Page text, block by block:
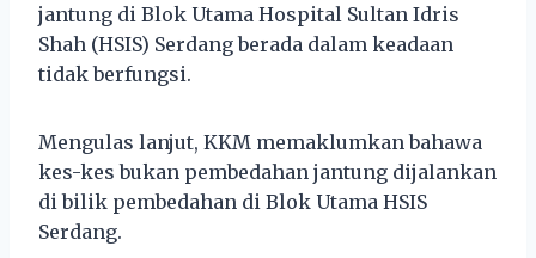
jantung di Blok Utama Hospital Sultan Idris
Shah (HSIS) Serdang berada dalam keadaan
tidak berfungsi.
Mengulas lanjut, KKM memaklumkan bahawa
kes-kes bukan pembedahan jantung dijalankan
di bilik pembedahan di Blok Utama HSIS
Serdang.